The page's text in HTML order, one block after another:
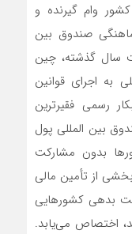
وام گیرنده و
صندوق بین
سال گذشته، چین
به اجرای قوانین
رسمی فقیرترین
بین المللی پول
بدون مشارکت
از تأمین مالی
بدهی کشورهایی
اختصاص می‌یابد.